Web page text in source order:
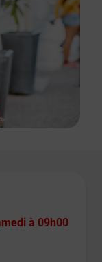
à 09h00